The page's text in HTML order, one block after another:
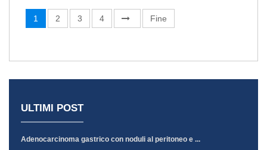
1 2 3 4 Fine
ULTIMI POST
Adenocarcinoma gastrico con noduli al peritoneo e ...